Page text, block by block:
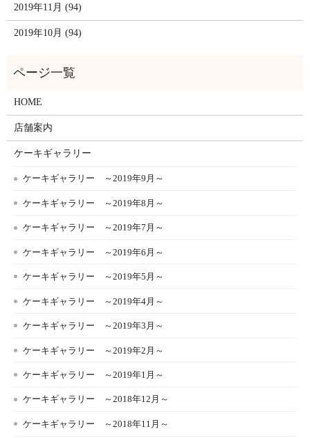
2019年11月 (94)
2019年10月 (94)
HOME
店舗案内
ケーキギャラリー
ケーキギャラリー ～2019年9月～
ケーキギャラリー ～2019年8月～
ケーキギャラリー ～2019年7月～
ケーキギャラリー ～2019年6月～
ケーキギャラリー ～2019年5月～
ケーキギャラリー ～2019年4月～
ケーキギャラリー ～2019年3月～
ケーキギャラリー ～2019年2月～
ケーキギャラリー ～2019年1月～
ケーキギャラリー ～2018年12月～
ケーキギャラリー ～2018年11月～